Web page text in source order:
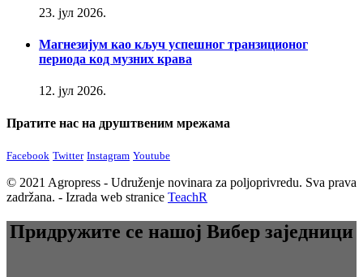
23. јул 2026.
Магнезијум као кључ успешног транзиционог
периода код музних крава
12. јул 2026.
Пратите нас на друштвеним мрежама
Facebook Twitter Instagram Youtube
© 2021 Agropress - Udruženje novinara za poljoprivredu. Sva prava
zadržana. - Izrada web stranice TeachR
Придружите се нашој Вибер заједници